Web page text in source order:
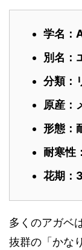
学名：
別名：
分類：
原産：
形態：
耐寒性
花期：
多くのアガベ
抜群の「かな